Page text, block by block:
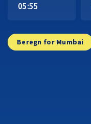
05:55
Beregn for Mumbai